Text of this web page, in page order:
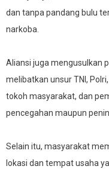
dan tanpa pandang bulu
narkoba.
Aliansi juga mengusulkan
melibatkan unsur TNI,
tokoh masyarakat, dan
pencegahan maupun
Selain itu, masyarakat
lokasi dan tempat usaha